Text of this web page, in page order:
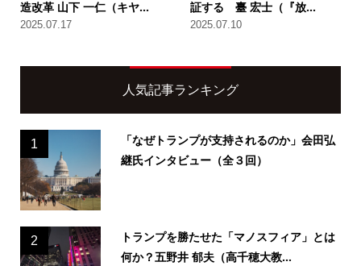
造改革 山下 一仁（キヤ...
2025.07.17
証する 臺 宏士（『放...
2025.07.10
人気記事ランキング
1
「なぜトランプが支持されるのか」会田弘
継氏インタビュー（全３回）
2
トランプを勝たせた「マノスフィア」とは
何か？五野井 郁夫（高千穂大教...